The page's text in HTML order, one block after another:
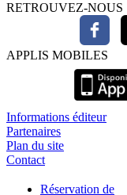
RETROUVEZ-NOUS
APPLIS MOBILES
Informations éditeur
Partenaires
Plan du site
Contact
Réservation de